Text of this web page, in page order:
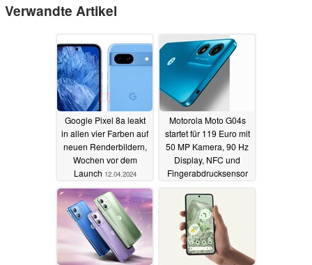
Verwandte Artikel
Google Pixel 8a leakt
in allen vier Farben auf
neuen Renderbildern,
Wochen vor dem
Launch 12.04.2024
Motorola Moto G04s
startet für 119 Euro mit
50 MP Kamera, 90 Hz
Display, NFC und
Fingerabdrucksensor
10.04.2024